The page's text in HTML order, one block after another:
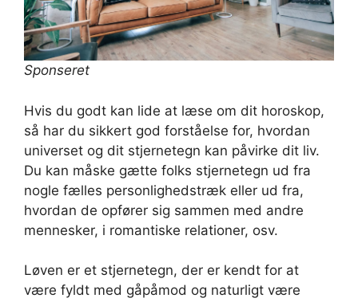
Sponseret
Hvis du godt kan lide at læse om dit horoskop,
så har du sikkert god forståelse for, hvordan
universet og dit stjernetegn kan påvirke dit liv.
Du kan måske gætte folks stjernetegn ud fra
nogle fælles personlighedstræk eller ud fra,
hvordan de opfører sig sammen med andre
mennesker, i romantiske relationer, osv.
Løven er et stjernetegn, der er kendt for at
være fyldt med gåpåmod og naturligt være